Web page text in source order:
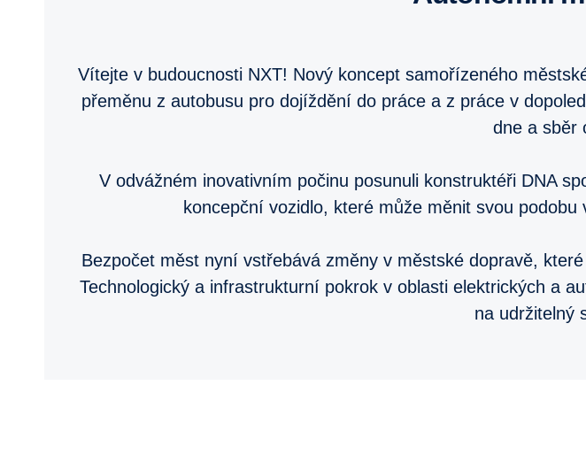
Vítejte v budoucnosti NXT! Nový koncept samořízeného
přeměnu z autobusu pro dojíždění do práce a z práce v
dne a sběr
V odvážném inovativním počinu posunuli konstruktéři DNA
koncepční vozidlo, které může měnit svou
Bezpočet měst nyní vstřebává změny v městské dopravě,
Technologický a infrastrukturní pokrok v oblasti elektrických a
na udržitelný